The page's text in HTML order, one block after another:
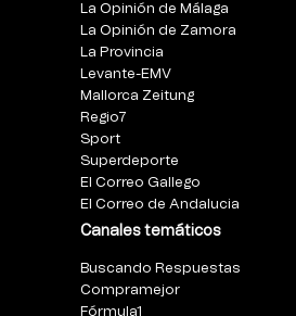
La Opinión de Málaga
La Opinión de Zamora
La Provincia
Levante-EMV
Mallorca Zeitung
Regio7
Sport
Superdeporte
El Correo Gallego
El Correo de Andalucia
Canales temáticos
Buscando Respuestas
Compramejor
Fórmula1